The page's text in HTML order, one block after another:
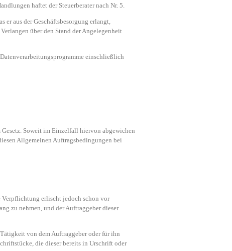
haftet der Steuerberater nach Nr. 5.
er aus der Geschäftsbesorgung erlangt,
über den Stand der Angelegenheit
einschließlich
Soweit im Einzelfall hiervon abgewichen
Allgemeinen Auftragsbedingungen bei
Verpflichtung erlischt jedoch schon vor
zu nehmen, und der Auftraggeber dieser
von dem Auftraggeber oder für ihn
die dieser bereits in Urschrift oder